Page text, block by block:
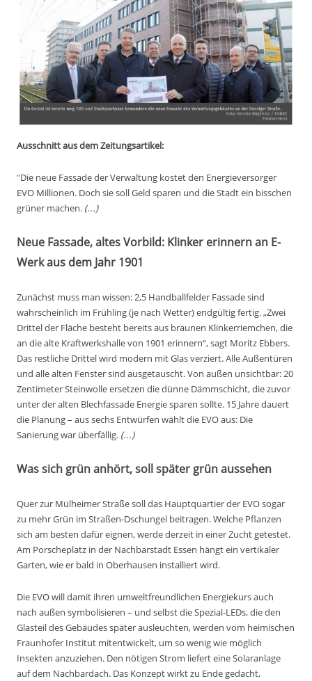
Ausschnitt aus dem Zeitungsartikel:
"Die neue Fassade der Verwaltung kostet den Energieversorger
EVO Millionen. Doch sie soll Geld sparen und die Stadt ein bisschen
grüner machen. (...)
Neue Fassade, altes Vorbild: Klinker erinnern an E-
Werk aus dem Jahr 1901
Zunächst muss man wissen: 2,5 Handballfelder Fassade sind
wahrscheinlich im Frühling (je nach Wetter) endgültig fertig. „Zwei
Drittel der Fläche besteht bereits aus braunen Klinkerriemchen, die
an die alte Kraftwerkshalle von 1901 erinnern“, sagt Moritz Ebbers.
Das restliche Drittel wird modern mit Glas verziert. Alle Außentüren
und alle alten Fenster sind ausgetauscht. Von außen unsichtbar: 20
Zentimeter Steinwolle ersetzen die dünne Dämmschicht, die zuvor
unter der alten Blechfassade Energie sparen sollte. 15 Jahre dauert
die Planung – aus sechs Entwürfen wählt die EVO aus: Die
Sanierung war überfällig. (...)
Was sich grün anhört, soll später grün aussehen
Quer zur Mülheimer Straße soll das Hauptquartier der EVO sogar
zu mehr Grün im Straßen-Dschungel beitragen. Welche Pflanzen
sich am besten dafür eignen, werde derzeit in einer Zucht getestet.
Am Porscheplatz in der Nachbarstadt Essen hängt ein vertikaler
Garten, wie er bald in Oberhausen installiert wird.
Die EVO will damit ihren umweltfreundlichen Energiekurs auch
nach außen symbolisieren – und selbst die Spezial-LEDs, die den
Glasteil des Gebäudes später ausleuchten, werden vom heimischen
Fraunhofer Institut mitentwickelt, um so wenig wie möglich
Insekten anzuziehen. Den nötigen Strom liefert eine Solaranlage
auf dem Nachbardach. Das Konzept wirkt zu Ende gedacht,